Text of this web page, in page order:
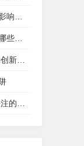
信任
荐
亮点
看点